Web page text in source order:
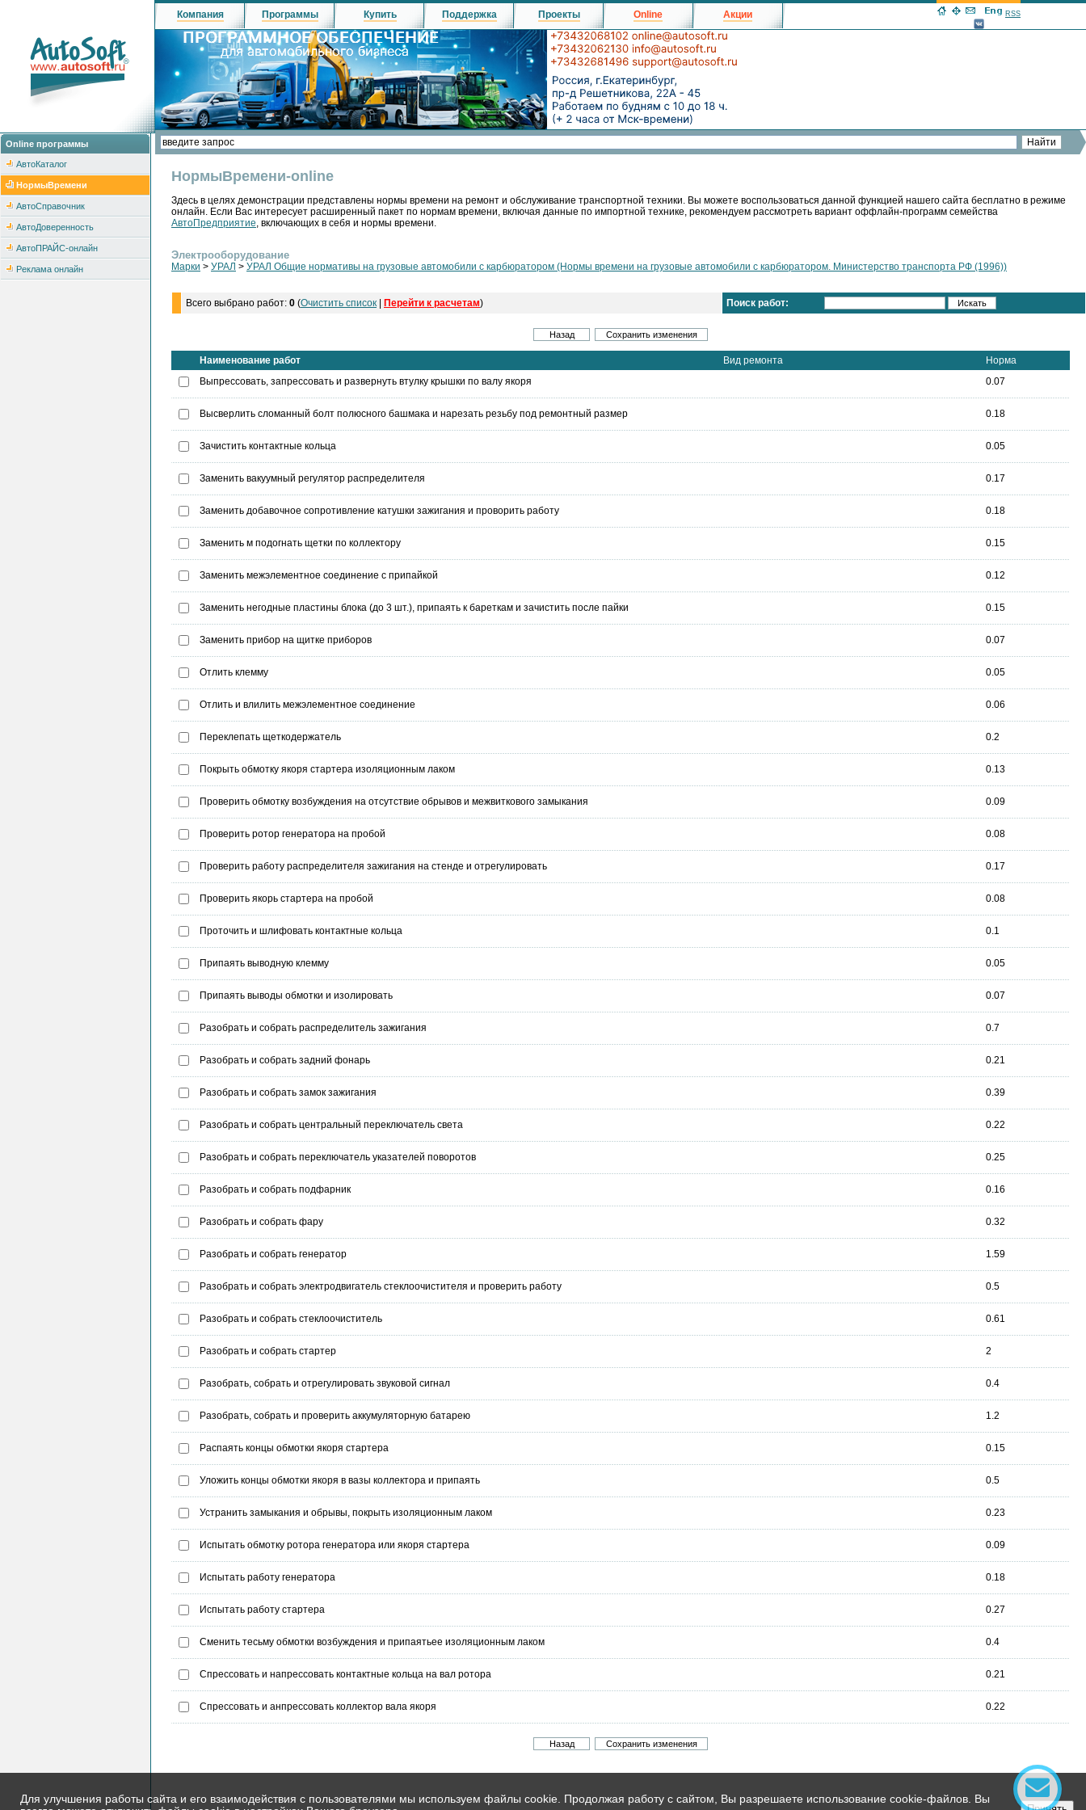
Online программы
АвтоКаталог
НормыВремени
АвтоСправочник
АвтоДоверенность
АвтоПРАЙС-онлайн
Реклама онлайн
Компания Программы Купить Поддержка Проекты Online Акции RSS
НормыВремени-online
Здесь в целях демонстрации представлены нормы времени на ремонт и обслуживание транспортной техники. Вы можете воспользоваться данной функцией нашего сайта бесплатно в режиме
онлайн. Если Вас интересует расширенный пакет по нормам времени, включая данные по импортной технике, рекомендуем рассмотреть вариант оффлайн-программ семейства
АвтоПредприятие, включающих в себя и нормы времени.
Электрооборудование
Марки > УРАЛ > УРАЛ Общие нормативы на грузовые автомобили с карбюратором (Нормы времени на грузовые автомобили с карбюратором. Министерство транспорта РФ (1996))
Всего выбрано работ: 0 (Очистить список | Перейти к расчетам) Поиск работ:
Наименование работ Вид ремонта
Норма
Выпрессовать, запрессовать и развернуть втулку крышки по валу якоря
0.07
Высверлить сломанный болт полюсного башмака и нарезать резьбу под ремонтный размер 0.18
Зачистить контактные кольца 0.05
Заменить вакуумный регулятор распределителя 0.17
Заменить добавочное сопротивление катушки зажигания и проворить работу 0.18
Заменить м подогнать щетки по коллектору 0.15
Заменить межэлементное соединение с припайкой 0.12
Заменить негодные пластины блока (до 3 шт.), припаять к бареткам и зачистить после пайки 0.15
Заменить прибор на щитке приборов 0.07
Отлить клемму 0.05
Отлить и влилить межэлементное соединение 0.06
Переклепать щеткодержатель 0.2
Покрыть обмотку якоря стартера изоляционным лаком 0.13
Проверить обмотку возбуждения на отсутствие обрывов и межвиткового замыкания 0.09
Проверить ротор генератора на пробой 0.08
Проверить работу распределителя зажигания на стенде и отрегулировать 0.17
Проверить якорь стартера на пробой 0.08
Проточить и шлифовать контактные кольца 0.1
Припаять выводную клемму 0.05
Припаять выводы обмотки и изолировать 0.07
Разобрать и собрать распределитель зажигания 0.7
Разобрать и собрать задний фонарь 0.21
Разобрать и собрать замок зажигания 0.39
Разобрать и собрать центральный переключатель света 0.22
Разобрать и собрать переключатель указателей поворотов 0.25
Разобрать и собрать подфарник 0.16
Разобрать и собрать фару 0.32
Разобрать и собрать генератор 1.59
Разобрать и собрать электродвигатель стеклоочистителя и проверить работу 0.5
Разобрать и собрать стеклоочиститель 0.61
Разобрать и собрать стартер 2
Разобрать, собрать и отрегулировать звуковой сигнал 0.4
Разобрать, собрать и проверить аккумуляторную батарею 1.2
Распаять концы обмотки якоря стартера 0.15
Уложить концы обмотки якоря в вазы коллектора и припаять 0.5
Устранить замыкания и обрывы, покрыть изоляционным лаком 0.23
Испытать обмотку ротора генератора или якоря стартера 0.09
Испытать работу генератора 0.18
Испытать работу стартера 0.27
Сменить тесьму обмотки возбуждения и припаятьее изоляционным лаком 0.4
Спрессовать и напрессовать контактные кольца на вал ротора 0.21
Спрессовать и анпрессовать коллектор вала якоря 0.22
Для улучшения работы сайта и его взаимодействия с пользователями мы используем файлы cookie. Продолжая работу с сайтом, Вы разрешаете использование cookie-файлов. Вы